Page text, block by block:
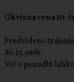
Okvirna cena 10-
Predvideno
do 25 oseb.
Več o ponudbi